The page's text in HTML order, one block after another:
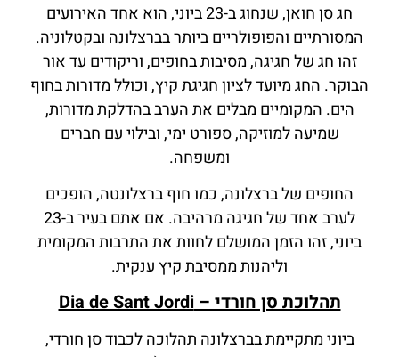
חג סן חואן, שנחוג ב-23 ביוני, הוא אחד האירועים
המסורתיים והפופולריים ביותר בברצלונה ובקטלוניה.
זהו חג של חגיגה, מסיבות בחופים, וריקודים עד אור
הבוקר. החג מיועד לציון חגיגת קיץ, וכולל מדורות בחוף
הים. המקומיים מבלים את הערב בהדלקת מדורות,
שמיעה למוזיקה, ספורט ימי, ובילוי עם חברים
ומשפחה.
החופים של ברצלונה, כמו חוף ברצלונטה, הופכים
לערב אחד של חגיגה מרהיבה. אם אתם בעיר ב-23
ביוני, זהו הזמן המושלם לחוות את התרבות המקומית
וליהנות ממסיבת קיץ ענקית.
תהלוכת סן חורדי – Dia de Sant Jordi
ביוני מתקיימת בברצלונה תהלוכה לכבוד סן חורדי,